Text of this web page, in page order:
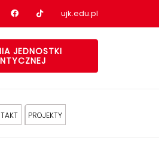
Nasz profil na Facebook
Nasz profil na tiktok
ujk.edu.pl
JEDNOSTKI
PROJEKTY